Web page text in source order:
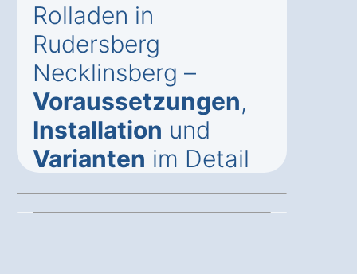
Rolladen in
Rudersberg
Necklinsberg –
Voraussetzungen,
Installation und
Varianten im Detail